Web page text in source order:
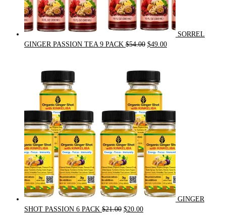
SORREL
GINGER PASSION TEA 9 PACK $54.00 Original
$54.00.
$49.00Current
GINGER
SHOT PASSION 6 PACK $21.00 Original
$20.00Current